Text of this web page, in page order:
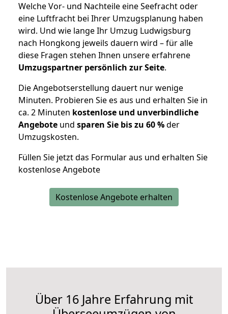
Welche Vor- und Nachteile eine Seefracht oder
eine Luftfracht bei Ihrer Umzugsplanung haben
wird. Und wie lange Ihr Umzug Ludwigsburg
nach Hongkong jeweils dauern wird – für alle
diese Fragen stehen Ihnen unsere erfahrene
Umzugspartner persönlich zur Seite.
Die Angebotserstellung dauert nur wenige
Minuten. Probieren Sie es aus und erhalten Sie in
ca. 2 Minuten kostenlose und unverbindliche
Angebote und sparen Sie bis zu 60 %der
Umzugskosten.
Füllen Sie jetzt das Formular aus und erhalten Sie
kostenlose Angebote
Kostenlose Angebote erhalten
Über 16 Jahre Erfahrung mit